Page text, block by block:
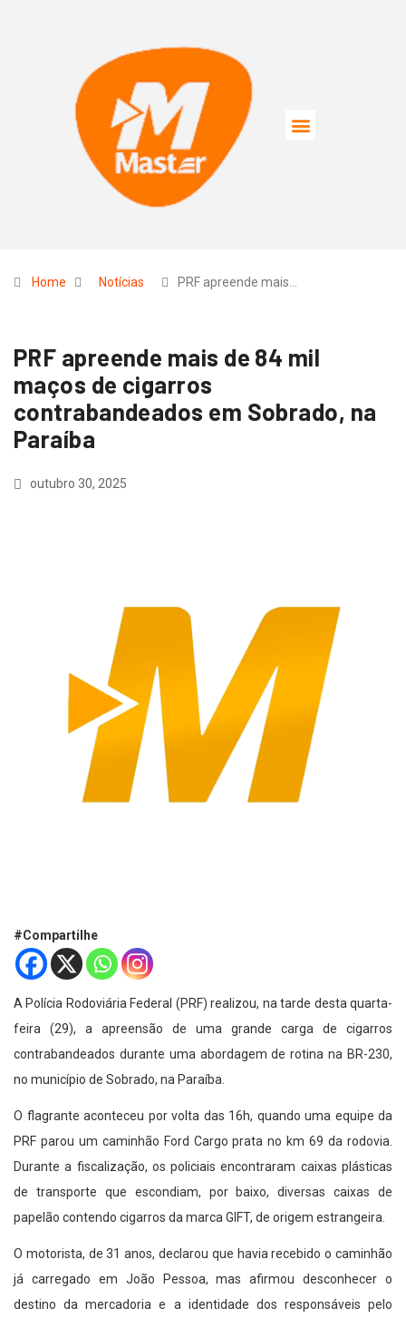
Home Notícias PRF apreende mais…
PRF apreende mais de 84 mil
maços de cigarros
contrabandeados em Sobrado, na
Paraíba
outubro 30, 2025
#Compartilhe
A Polícia Rodoviária Federal (PRF) realizou, na tarde desta quarta-
feira (29), a apreensão de uma grande carga de cigarros
contrabandeados durante uma abordagem de rotina na BR-230,
no município de Sobrado, na Paraíba.
O flagrante aconteceu por volta das 16h, quando uma equipe da
PRF parou um caminhão Ford Cargo prata no km 69 da rodovia.
Durante a fiscalização, os policiais encontraram caixas plásticas
de transporte que escondiam, por baixo, diversas caixas de
papelão contendo cigarros da marca GIFT, de origem estrangeira.
O motorista, de 31 anos, declarou que havia recebido o caminhão
já carregado em João Pessoa, mas afirmou desconhecer o
destino da mercadoria e a identidade dos responsáveis pelo